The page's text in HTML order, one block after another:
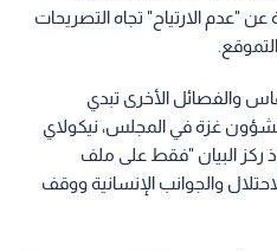
"عدم الارتياح" تجاه التصريحات
والفصائل الأخرى تبدي
لشؤون غزة في المجلس، نيكولاي
ركز البيان "فقط على ملف
والجوانب الإنسانية ووقف